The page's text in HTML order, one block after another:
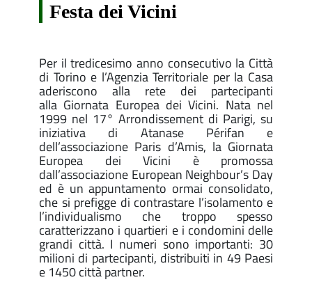
Festa dei Vicini
Per il tredicesimo anno consecutivo la Città
di Torino e l’Agenzia Territoriale per la Casa
aderiscono alla rete dei partecipanti
alla Giornata Europea dei Vicini. Nata nel
1999 nel 17° Arrondissement di Parigi, su
iniziativa di Atanase Périfan e
dell’associazione Paris d’Amis, la Giornata
Europea dei Vicini è promossa
dall’associazione European Neighbour’s Day
ed è un appuntamento ormai consolidato,
che si prefigge di contrastare l’isolamento e
l’individualismo che troppo spesso
caratterizzano i quartieri e i condomini delle
grandi città. I numeri sono importanti: 30
milioni di partecipanti, distribuiti in 49 Paesi
e 1450 città partner.